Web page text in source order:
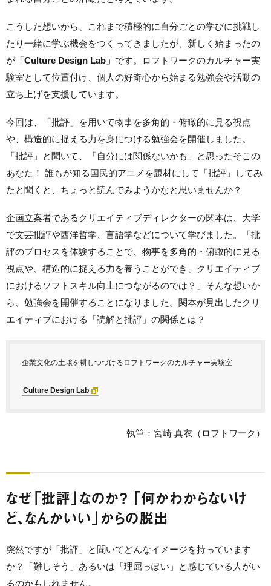
こうした想いから、これまで積極的に自分ごとの学びに挑戦し
たり一緒に学ぶ機会をつくってきましたが、新しく始まったの
が 「Culture Design Lab 」 です。ロフトワークのカルチャー実
験室として位置付け、個人の好奇心から始まる勉強会や活動の
立ち上げを支援しています。
今回は、「批評」を用いて物事を多角的・俯瞰的に見る視点
や、構造的に捉える力を身につける勉強会を開催しました。
「批評」と聞いて、「自分には関係ないかも」と思ったそこの
あなた！ 誰もが知る国民的アニメを題材にして「批評」してみ
たと聞くと、ちょっと読んでみようかなと思いませんか？
企画立案者であるクリエイティブディレクターの関本は、大学
で文芸批評や西洋哲学、言語学などについて学びました。「批
評のプロセスを体験することで、物事を多角的・俯瞰的に見る
視点や、構造的に捉える力を養うことができ、クリエイティブ
におけるソフトスキル向上につながるのでは？」そんな想いか
ら、勉強会を開催することになりました。関本が見出したクリ
エイティブにおける「読解と批評」の関係とは？
企業文化の土壌を耕しつづけるロフトワークのカルチャー実験室
Culture Design Lab
執筆：宮崎 真衣（ロフトワーク）
なぜ「批評」なのか？ 「何かわからないけ
ど、なんかいい」からの脱出
突然ですが「批評」と聞いてどんなイメージを持っています
か？「難しそう」あるいは「理屈っぽい」と感じている人がい
るのかもしれません。